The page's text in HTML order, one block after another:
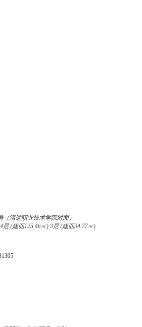
（清远职业技术学院对面）
4居 (建面125.46㎡) 3居 (建面94.77㎡)